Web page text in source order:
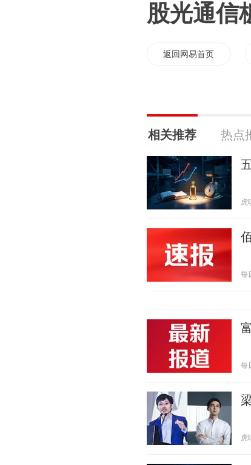
股光通信
返回网易首页
相关推荐 热点
虎
每
每
虎